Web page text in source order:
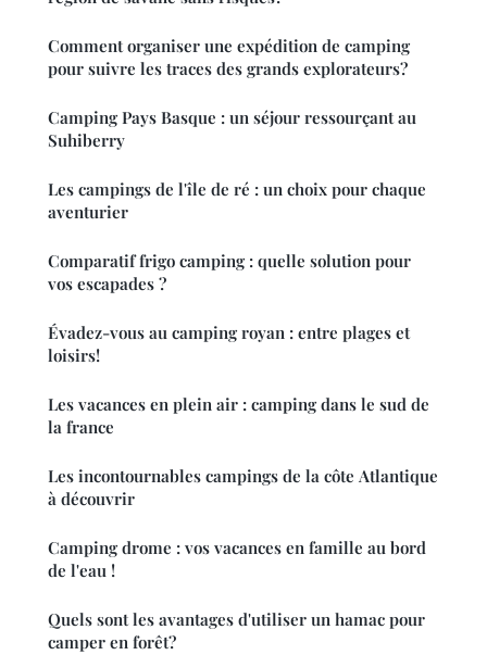
Comment organiser une expédition de camping
pour suivre les traces des grands explorateurs?
Camping Pays Basque : un séjour ressourçant au
Suhiberry
Les campings de l'île de ré : un choix pour chaque
aventurier
Comparatif frigo camping : quelle solution pour
vos escapades ?
Évadez-vous au camping royan : entre plages et
loisirs!
Les vacances en plein air : camping dans le sud de
la france
Les incontournables campings de la côte Atlantique
à découvrir
Camping drome : vos vacances en famille au bord
de l'eau !
Quels sont les avantages d'utiliser un hamac pour
camper en forêt?